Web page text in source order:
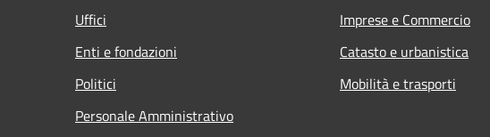
Uffici
Enti e fondazioni
Politici
Personale Amministrativo
Imprese e Commercio
Catasto e urbanistica
Mobilità e trasporti